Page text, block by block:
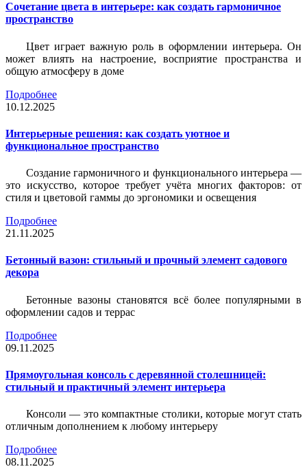
Сочетание цвета в интерьере: как создать гармоничное
пространство
Цвет играет важную роль в оформлении интерьера. Он
может влиять на настроение, восприятие пространства и
общую атмосферу в доме
Подробнее
10.12.2025
Интерьерные решения: как создать уютное и
функциональное пространство
Создание гармоничного и функционального интерьера —
это искусство, которое требует учёта многих факторов: от
стиля и цветовой гаммы до эргономики и освещения
Подробнее
21.11.2025
Бетонный вазон: стильный и прочный элемент садового
декора
Бетонные вазоны становятся всё более популярными в
оформлении садов и террас
Подробнее
09.11.2025
Прямоугольная консоль с деревянной столешницей:
стильный и практичный элемент интерьера
Консоли — это компактные столики, которые могут стать
отличным дополнением к любому интерьеру
Подробнее
08.11.2025